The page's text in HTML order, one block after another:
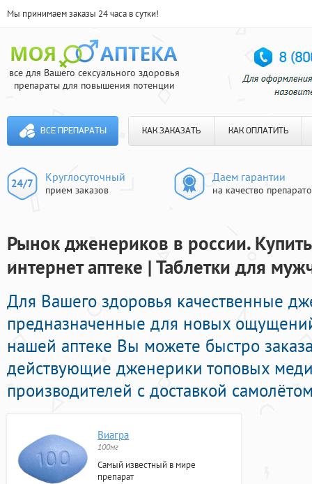
Мы принимаем заказы 24 часа в сутки!
все для Вашего сексуального здоровья
препараты для повышения потенции
ВСЕ ПРЕПАРАТЫ КАК ЗАКАЗАТЬ КАК ОПЛАТИТЬ
Круглосуточный
прием заказов
Даем гарантии
на качество
Рынок дженериков в россии.
интернет аптеке | Таблетки для
Для Вашего здоровья качественные
предназначенные для новых
нашей аптеке Вы можете быстро
действующие дженерики топовых
производителей с доставкой
Виагра
100мг
Самый известный в мире
препарат